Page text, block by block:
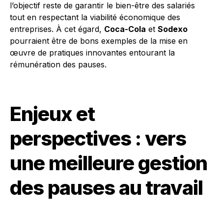
l’objectif reste de garantir le bien-être des salariés
tout en respectant la viabilité économique des
entreprises. À cet égard, Coca-Cola et Sodexo
pourraient être de bons exemples de la mise en
œuvre de pratiques innovantes entourant la
rémunération des pauses.
Enjeux et
perspectives : vers
une meilleure gestion
des pauses au travail